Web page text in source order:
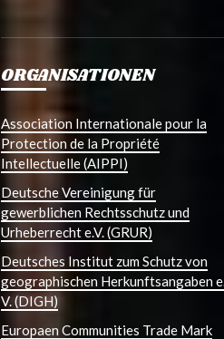
ORGANISATIONEN
Association Internationale pour la
Protection de la Propriété
Intellectuelle (AIPPI)
Deutsche Vereinigung für
gewerblichen Rechtsschutz und
Urheberrecht e.V. (GRUR)
Deutsches Institut zum Schutz von
geographischen Herkunftsangaben e.
V. (DIGH)
Europaen Communities Trade Mark